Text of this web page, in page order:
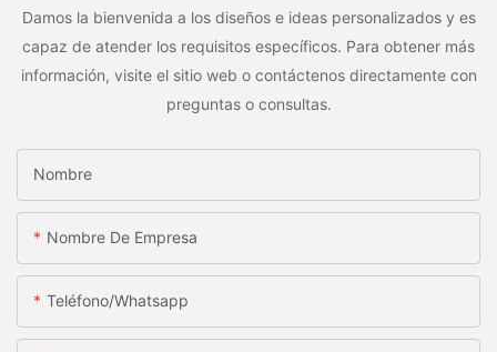
Damos la bienvenida a los diseños e ideas personalizados y es
capaz de atender los requisitos específicos. Para obtener más
información, visite el sitio web o contáctenos directamente con
preguntas o consultas.
Nombre
Nombre De Empresa
Teléfono/whatsapp